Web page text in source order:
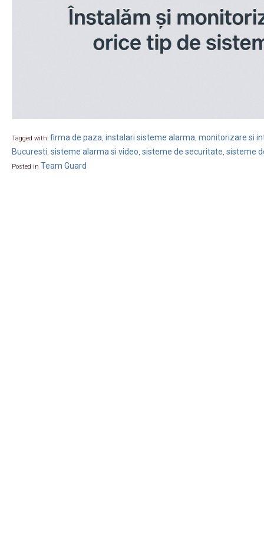
Tagged with: firma de paza, instalari sisteme alarma, monitorizare si
Bucuresti, sisteme alarma si video, sisteme de securitate, sisteme
Posted in Team Guard